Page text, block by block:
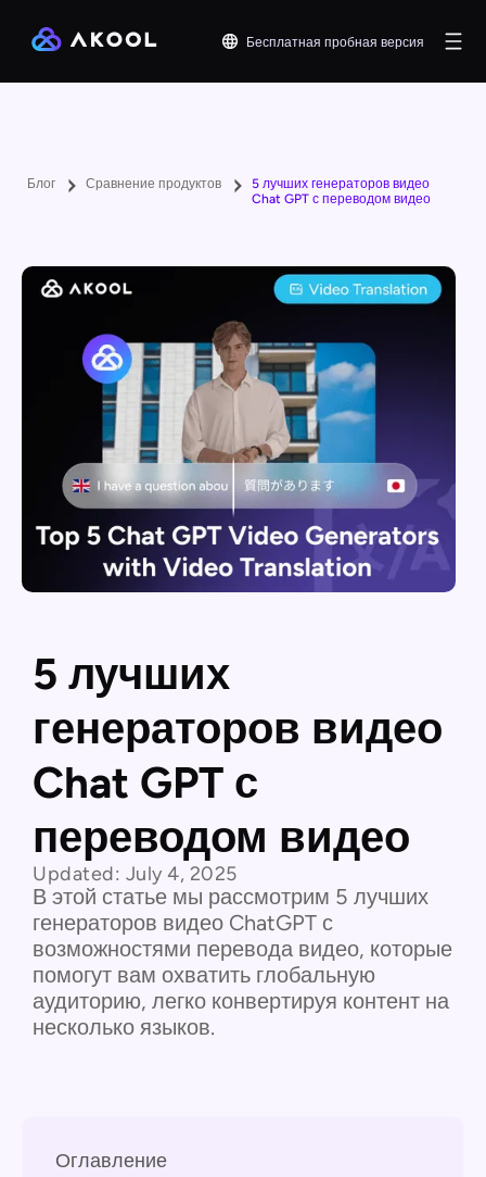
Бесплатная пробная версия
Блог Сравнение продуктов
5 лучших генераторов видео
Chat GPT с переводом видео
5 лучших
генераторов видео
Chat GPT с
переводом видео
Updated: July 4, 2025
В этой статье мы рассмотрим 5 лучших
генераторов видео ChatGPT с
возможностями перевода видео, которые
помогут вам охватить глобальную
аудиторию, легко конвертируя контент на
несколько языков.
Оглавление